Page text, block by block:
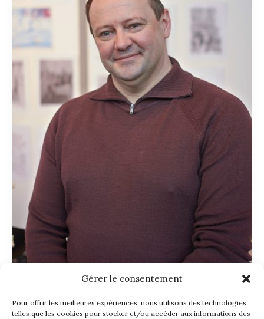
Gérer le consentement
Pour offrir les meilleures expériences, nous utilisons des technologies
telles que les cookies pour stocker et/ou accéder aux informations des
Olivier Jaminon